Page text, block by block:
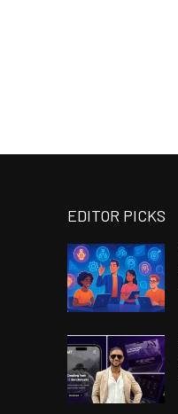
EDITOR PICKS